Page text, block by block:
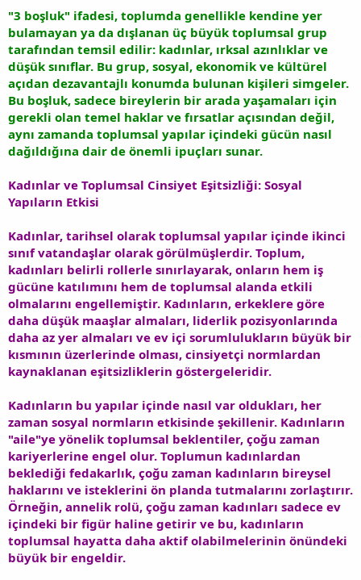
"3 boşluk" ifadesi, toplumda genellikle kendine yer
bulamayan ya da dışlanan üç büyük toplumsal grup
tarafından temsil edilir: kadınlar, ırksal azınlıklar ve
düşük sınıflar. Bu grup, sosyal, ekonomik ve kültürel
açıdan dezavantajlı konumda bulunan kişileri simgeler.
Bu boşluk, sadece bireylerin bir arada yaşamaları için
gerekli olan temel haklar ve fırsatlar açısından değil,
aynı zamanda toplumsal yapılar içindeki gücün nasıl
dağıldığına dair de önemli ipuçları sunar.
Kadınlar ve Toplumsal Cinsiyet Eşitsizliği: Sosyal
Yapıların Etkisi
Kadınlar, tarihsel olarak toplumsal yapılar içinde ikinci
sınıf vatandaşlar olarak görülmüşlerdir. Toplum,
kadınları belirli rollerle sınırlayarak, onların hem iş
gücüne katılımını hem de toplumsal alanda etkili
olmalarını engellemiştir. Kadınların, erkeklere göre
daha düşük maaşlar almaları, liderlik pozisyonlarında
daha az yer almaları ve ev içi sorumlulukların büyük bir
kısmının üzerlerinde olması, cinsiyetçi normlardan
kaynaklanan eşitsizliklerin göstergeleridir.
Kadınların bu yapılar içinde nasıl var oldukları, her
zaman sosyal normların etkisinde şekillenir. Kadınların
"aile"ye yönelik toplumsal beklentiler, çoğu zaman
kariyerlerine engel olur. Toplumun kadınlardan
beklediği fedakarlık, çoğu zaman kadınların bireysel
haklarını ve isteklerini ön planda tutmalarını zorlaştırır.
Örneğin, annelik rolü, çoğu zaman kadınları sadece ev
içindeki bir figür haline getirir ve bu, kadınların
toplumsal hayatta daha aktif olabilmelerinin önündeki
büyük bir engeldir.